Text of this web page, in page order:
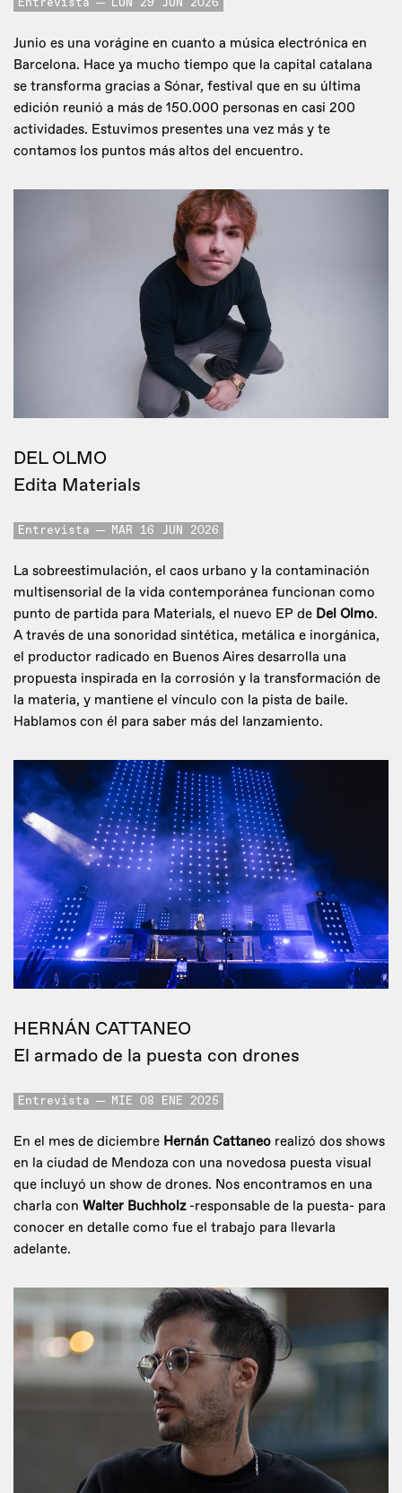
Entrevista LUN 29 JUN 2026
Junio es una vorágine en cuanto a música electrónica en
Barcelona. Hace ya mucho tiempo que la capital catalana
se transforma gracias a Sónar, festival que en su última
edición reunió a más de 150.000 personas en casi 200
actividades. Estuvimos presentes una vez más y te
contamos los puntos más altos del encuentro.
DEL OLMO
Edita Materials
Entrevista MAR 16 JUN 2026
La sobreestimulación, el caos urbano y la contaminación
multisensorial de la vida contemporánea funcionan como
punto de partida para Materials, el nuevo EP de Del Olmo.
A través de una sonoridad sintética, metálica e inorgánica,
el productor radicado en Buenos Aires desarrolla una
propuesta inspirada en la corrosión y la transformación de
la materia, y mantiene el vínculo con la pista de baile.
Hablamos con él para saber más del lanzamiento.
HERNÁN CATTANEO
El armado de la puesta con drones
Entrevista MIE 08 ENE 2025
En el mes de diciembre Hernán Cattaneo realizó dos shows
en la ciudad de Mendoza con una novedosa puesta visual
que incluyó un show de drones. Nos encontramos en una
charla con Walter Buchholz-responsable de la puesta- para
conocer en detalle como fue el trabajo para llevarla
adelante.